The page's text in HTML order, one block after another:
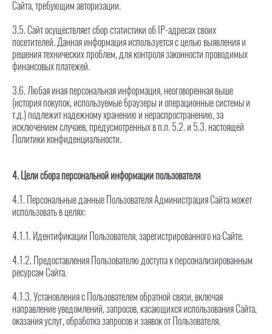
Сайта, требующим авторизации.
3.5. Сайт осуществляет сбор статистики об IP-адресах своих
посетителей. Данная информация используется с целью выявления и
решения технических проблем, для контроля законности проводимых
финансовых платежей.
3.6. Любая иная персональная информация, неоговоренная выше
(история покупок, используемые браузеры и операционные системы и
т.д.) подлежит надежному хранению и нераспространению, за
исключением случаев, предусмотренных в п.п. 5.2. и 5.3. настоящей
Политики конфиденциальности.
4. Цели сбора персональной информации пользователя
4.1. Персональные данные Пользователя Администрация Сайта может
использовать в целях:
4.1.1. Идентификации Пользователя, зарегистрированного на Сайте.
4.1.2. Предоставления Пользователю доступа к персонализированным
ресурсам Сайта.
4.1.3. Установления с Пользователем обратной связи, включая
направление уведомлений, запросов, касающихся использования Сайта,
оказания услуг, обработка запросов и заявок от Пользователя.